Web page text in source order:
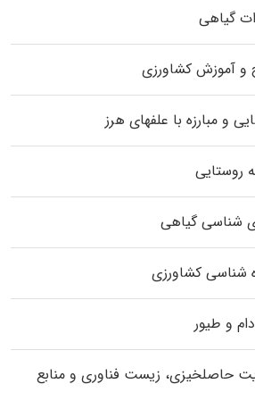
گیاهی
و آموزش کشاورزی
و مبارزه با علفهای هرز
روستایی
شناسی گیاهی
شناسی کشاورزی
و طیور
حاصلخیزی، زیست فناوری و منابع